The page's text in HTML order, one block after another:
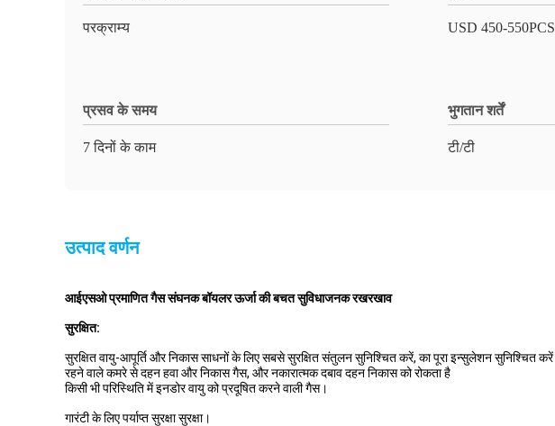
परक्राम्य USD 450-550PCS
प्रसव के समय
7 दिनों के काम
भुगतान शर्तें
टी/टी
उत्पाद वर्णन
आईएसओ प्रमाणित गैस संघनक बॉयलर ऊर्जा की बचत सुविधाजनक रखरखाव
सुरक्षित:
सुरक्षित वायु-आपूर्ति और निकास साधनों के लिए सबसे सुरक्षित संतुलन सुनिश्चित करें, का पूरा इन्सुलेशन सुनिश्चित करें
रहने वाले कमरे से दहन हवा और निकास गैस, और नकारात्मक दबाव दहन निकास को रोकता है
किसी भी परिस्थिति में इनडोर वायु को प्रदूषित करने वाली गैस।
गारंटी के लिए पर्याप्त सुरक्षा सुरक्षा।